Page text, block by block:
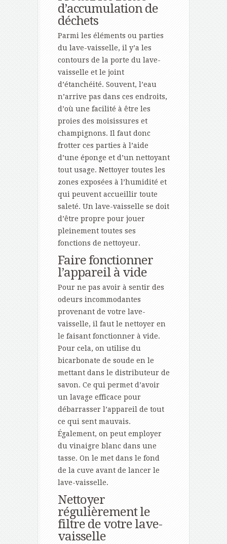
d’accumulation de
déchets
Parmi les éléments ou parties
du lave-vaisselle, il y’a les
contours de la porte du lave-
vaisselle et le joint
d’étanchéité. Souvent, l’eau
n’arrive pas dans ces endroits,
d’où une facilité à être les
proies des moisissures et
champignons. Il faut donc
frotter ces parties à l’aide
d’une éponge et d’un nettoyant
tout usage. Nettoyer toutes les
zones exposées à l’humidité et
qui peuvent accueillir toute
saleté. Un lave-vaisselle se doit
d’être propre pour jouer
pleinement toutes ses
fonctions de nettoyeur.
Faire fonctionner
l’appareil à vide
Pour ne pas avoir à sentir des
odeurs incommodantes
provenant de votre lave-
vaisselle, il faut le nettoyer en
le faisant fonctionner à vide.
Pour cela, on utilise du
bicarbonate de soude en le
mettant dans le distributeur de
savon. Ce qui permet d’avoir
un lavage efficace pour
débarrasser l’appareil de tout
ce qui sent mauvais.
Également, on peut employer
du vinaigre blanc dans une
tasse. On le met dans le fond
de la cuve avant de lancer le
lave-vaisselle.
Nettoyer
régulièrement le
filtre de votre lave-
vaisselle